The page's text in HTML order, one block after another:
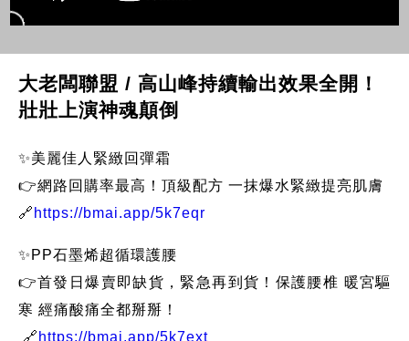
大老闆聯盟 / 高山峰持續輸出效果全開！
壯壯上演神魂顛倒
✨美麗佳人緊緻回彈霜
👉網路回購率最高！頂級配方 一抹爆水緊緻提亮肌膚
🔗 https://bmai.app/5k7eqr
✨PP石墨烯超循環護腰
👉首發日爆賣即缺貨，緊急再到貨！保護腰椎 暖宮驅
寒 經痛酸痛全都掰掰！
🔗 https://bmai.app/5k7ext